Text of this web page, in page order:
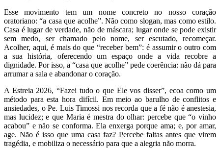
Esse movimento tem um nome concreto no nosso coração
oratoriano: “a casa que acolhe”. Não como slogan, mas como estilo.
Casa é lugar de verdade, não de máscara; lugar onde se pode existir
sem medo, ser chamado pelo nome, ser escutado, recomeçar.
Acolher, aqui, é mais do que “receber bem”: é assumir o outro com
a sua história, oferecendo um espaço onde a vida recobre a
dignidade. Por isso, a “casa que acolhe” pede coerência: não dá para
arrumar a sala e abandonar o coração.
A Estreia 2026, “Fazei tudo o que Ele vos disser”, ecoa como um
método para esta hora difícil. Em meio ao barulho de conflitos e
ansiedades, o Pe. Luis Timossi nos recorda que a fé não é anestesia,
mas lucidez; e que Maria é mestra do olhar: percebe que “o vinho
acabou” e não se conforma. Ela enxerga porque ama; e, por amar,
age. Não é isso que uma casa faz? Percebe faltas antes que virem
tragédia, e mobiliza o necessário para que a alegria não morra.